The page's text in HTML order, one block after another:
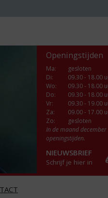
Openingstijden
Ma:
gesloten
Di:
09.30 - 18.00
Wo:
09.30 - 18.00
Do:
09.30 - 18.00
Vr:
09.30 - 19.00
Za:
09.00 - 17.00
Zo:
gesloten
In de maand
openingstijden.
NIEUWSBRIEF
Schrijf je hier in